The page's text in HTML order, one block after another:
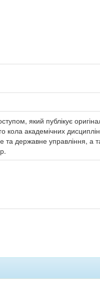
який публікує
академічних дисциплін,
державне управління, а